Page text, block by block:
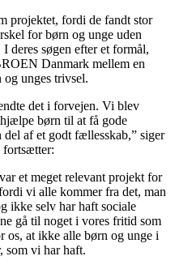
projektet, fordi de fandt stor
for børn og unge uden
deres søgen efter et formål,
Danmark mellem en
unges trivsel.
det i forvejen. Vi blev
børn til at få gode
af et godt fællesskab,” siger
fortsætter:
et meget relevant projekt for
vi alle kommer fra det, man
ikke selv har haft sociale
gå til noget i vores fritid som
os, at ikke alle børn og unge i
som vi har haft.